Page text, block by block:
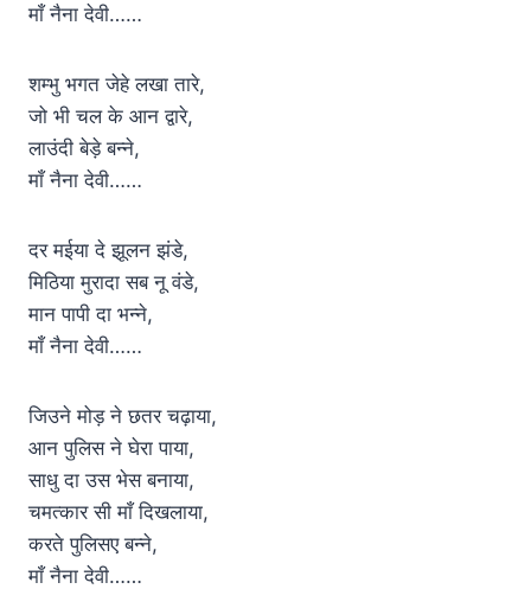
माँ नैना देवी……
शम्भु भगत जेहे लखा तारे,
जो भी चल के आन द्वारे,
लाउंदी बेड़े बन्ने,
माँ नैना देवी……
दर मईया दे झूलन झंडे,
मिठिया मुरादा सब नू वंडे,
मान पापी दा भन्ने,
माँ नैना देवी……
जिउने मोड़ ने छतर चढ़ाया,
आन पुलिस ने घेरा पाया,
साधु दा उस भेस बनाया,
चमत्कार सी माँ दिखलाया,
करते पुलिसए बन्ने,
माँ नैना देवी……